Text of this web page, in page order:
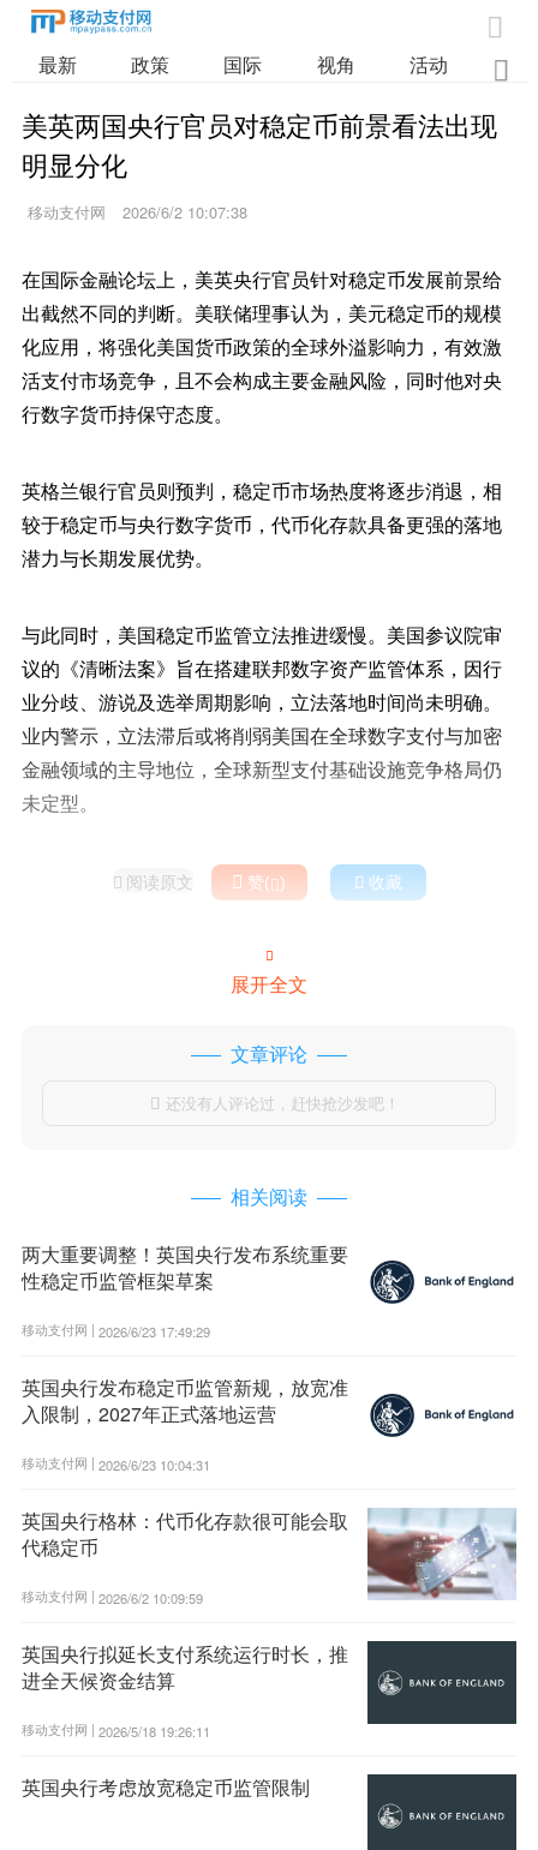

最新 政策 国际 视角 活动 业

美英两国央行官员对稳定币前景看法出现
明显分化
移动支付网 2026/6/2 10:07:38
在国际金融论坛上，美英央行官员针对稳定币发展前景给
出截然不同的判断。美联储理事认为，美元稳定币的规模
化应用，将强化美国货币政策的全球外溢影响力，有效激
活支付市场竞争，且不会构成主要金融风险，同时他对央
行数字货币持保守态度。
英格兰银行官员则预判，稳定币市场热度将逐步消退，相
较于稳定币与央行数字货币，代币化存款具备更强的落地
潜力与长期发展优势。
与此同时，美国稳定币监管立法推进缓慢。美国参议院审
议的《清晰法案》旨在搭建联邦数字资产监管体系，因行
业分歧、游说及选举周期影响，立法落地时间尚未明确。
业内警示，立法滞后或将削弱美国在全球数字支付与加密
金融领域的主导地位，全球新型支付基础设施竞争格局仍
未定型。
 阅读原文  赞()  收藏

展开全文
文章评论
 还没有人评论过，赶快抢沙发吧！
相关阅读
两大重要调整！英国央行发布系统重要
性稳定币监管框架草案
移动支付网 | 2026/6/23 17:49:29
英国央行发布稳定币监管新规，放宽准
入限制，2027年正式落地运营
移动支付网 | 2026/6/23 10:04:31
英国央行格林：代币化存款很可能会取
代稳定币
移动支付网 | 2026/6/2 10:09:59
英国央行拟延长支付系统运行时长，推
进全天候资金结算
移动支付网 | 2026/5/18 19:26:11
英国央行考虑放宽稳定币监管限制